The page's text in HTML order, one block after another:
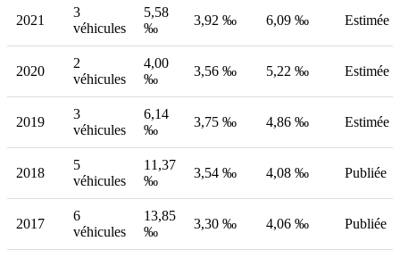
2021
3
véhicules
5,58
‰
3,92 ‰ 6,09 ‰ Estimée
2020
2
véhicules
4,00
‰
3,56 ‰ 5,22 ‰ Estimée
2019
3
véhicules
6,14
‰
3,75 ‰ 4,86 ‰ Estimée
2018
5
véhicules
11,37
‰
3,54 ‰ 4,08 ‰ Publiée
2017
6
véhicules
13,85
‰
3,30 ‰ 4,06 ‰ Publiée